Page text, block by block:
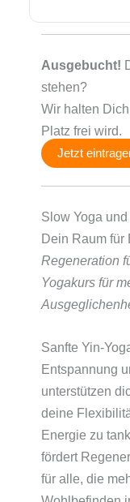
Ausgebucht!
stehen?
Wir halten
Platz frei wird.
Jetzt
Slow Yoga
Dein Raum für
Regeneration
Yogakurs für
Sanfte Yin-
Entspannung
unterstützen
deine
Energie zu
fördert
für alle, die